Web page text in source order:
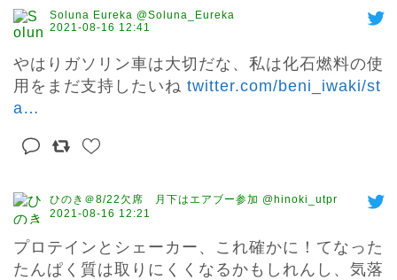
Soluna Eureka @Soluna_Eureka
2021-08-16 12:41
やはりガソリン車は大切だな、私は化石燃料の使
用をまだ支持したいね twitter.com/beni_iwaki/st
a…
ひのき＠8/22欠席 月下はエアブー参加 @hinoki_utpr
2021-08-16 12:21
プロテインとシェーカー、これ確かに！てなった
たんぱく質は取りにくくなるかもしれんし、気落